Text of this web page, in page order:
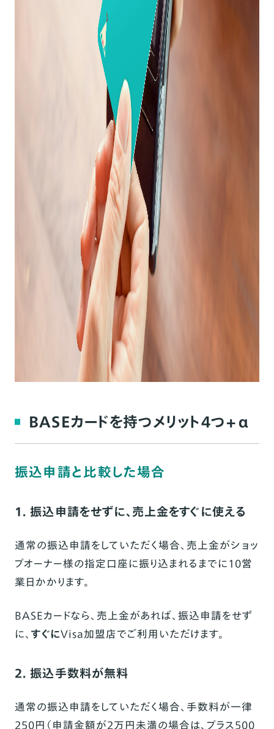
BASEカードを持つメリット4つ+α
振込申請と比較した場合
1. 振込申請をせずに、売上金をすぐに使える
通常の振込申請をしていただく場合、売上金がショッ
プオーナー様の指定口座に振り込まれるまでに10営
業日かかります。
BASEカードなら、売上金があれば、振込申請をせず
に、 すぐにVisa加盟店でご利用いただけます。
2. 振込手数料が無料
通常の振込申請をしていただく場合、手数料が一律
250円（申請金額が2万円未満の場合は、プラス500